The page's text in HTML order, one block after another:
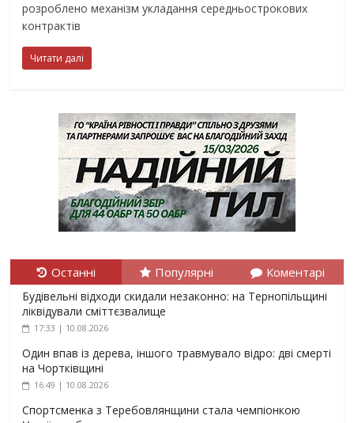
розроблено механізм укладання середньострокових
контрактів
Читати далі
Останні Популярні Коментарі
Будівельні відходи скидали незаконно: на Тернопільщині
ліквідували сміттєзвалище
17:33 | 10.08.2026
Один впав із дерева, іншого травмувало відро: дві смерті
на Чортківщині
16:49 | 10.08.2026
Спортсменка з Теребовлянщини стала чемпіонкою